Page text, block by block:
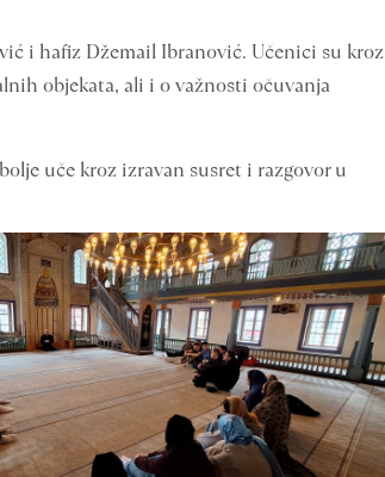
i hafiz Džemail Ibranović. Učenici su kroz
objekata, ali i o važnosti očuvanja
uče kroz izravan susret i razgovor u